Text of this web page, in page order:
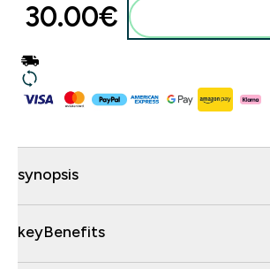
30.00€‎
synopsis
keyBenefits